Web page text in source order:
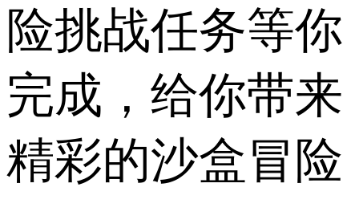
险挑战任务等你
完成，给你带来
精彩的沙盒冒险